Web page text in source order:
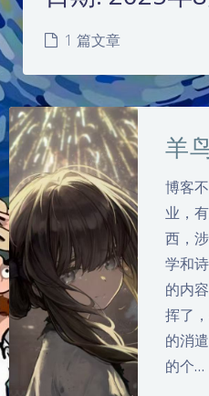
夜间模式
1 篇文章
羊
博客
业，
西，
学和
的内
挥了
的消
的个…